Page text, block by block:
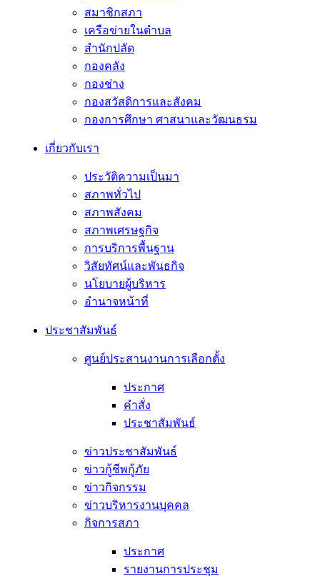
สมาชิกสภา
เครือข่ายในตำบล
สำนักปลัด
กองคลัง
กองช่าง
กองสวัสดิการและสังคม
กองการศึกษา ศาสนาและวัฒนธรม
เกี่ยวกับเรา
ประวัติความเป็นมา
สภาพทั่วไป
สภาพสังคม
สภาพเศรษฐกิจ
การบริการพื้นฐาน
วิสัยทัศน์และพันธกิจ
นโยบายผู้บริหาร
อํานาจหน้าที่
ประชาสัมพันธ์
ศูนย์ประสานงานการเลือกตั้ง
ประกาศ
คำสั่ง
ประชาสัมพันธ์
ข่าวประชาสัมพันธ์
ข่าวกู้ชีพกู้ภัย
ข่าวกิจกรรม
ข่าวบริหารงานบุคคล
กิจการสภา
ประกาศ
รายงานการประชุม